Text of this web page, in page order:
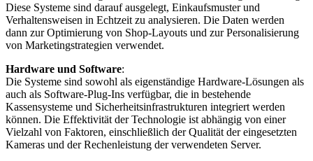
Diese Systeme sind darauf ausgelegt, Einkaufsmuster und
Verhaltensweisen in Echtzeit zu analysieren. Die Daten werden
dann zur Optimierung von Shop-Layouts und zur Personalisierung
von Marketingstrategien verwendet.
Hardware und Software:
Die Systeme sind sowohl als eigenständige Hardware-Lösungen als
auch als Software-Plug-Ins verfügbar, die in bestehende
Kassensysteme und Sicherheitsinfrastrukturen integriert werden
können. Die Effektivität der Technologie ist abhängig von einer
Vielzahl von Faktoren, einschließlich der Qualität der eingesetzten
Kameras und der Rechenleistung der verwendeten Server.